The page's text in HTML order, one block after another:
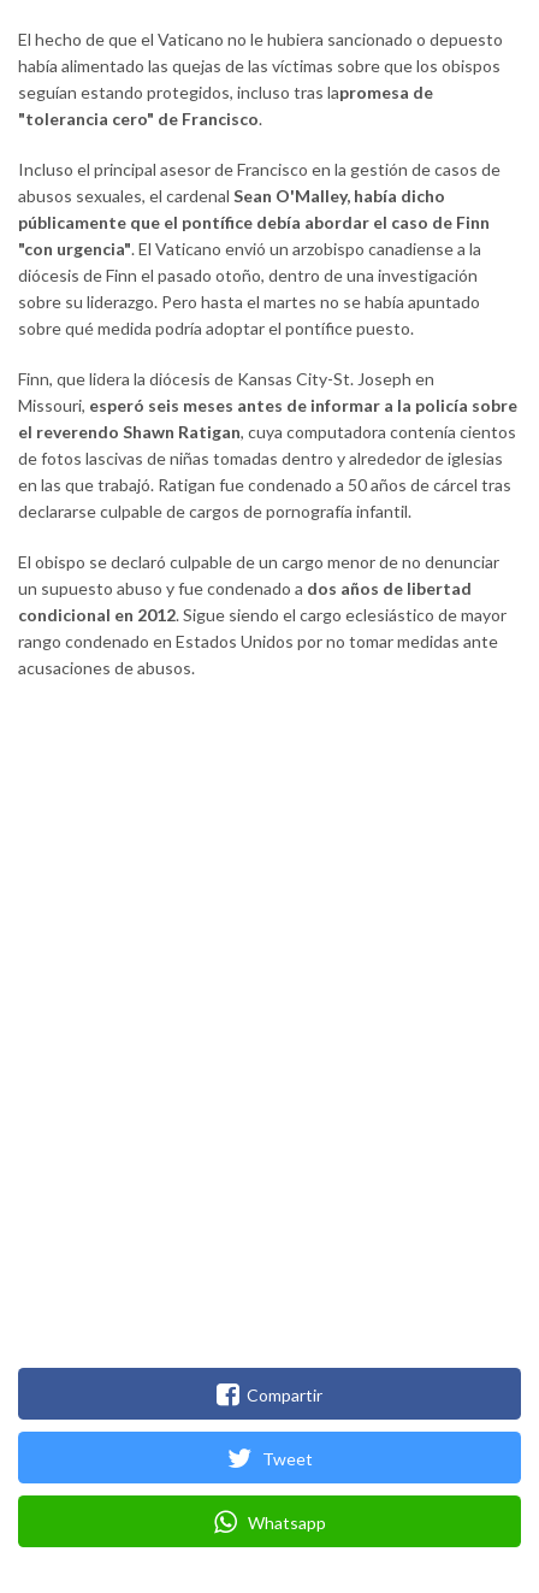
El hecho de que el Vaticano no le hubiera sancionado o depuesto
había alimentado las quejas de las víctimas sobre que los obispos
seguían estando protegidos, incluso tras lapromesa de
"tolerancia cero" de Francisco.
Incluso el principal asesor de Francisco en la gestión de casos de
abusos sexuales, el cardenal Sean O'Malley, había dicho
públicamente que el pontífice debía abordar el caso de Finn
"con urgencia". El Vaticano envió un arzobispo canadiense a la
diócesis de Finn el pasado otoño, dentro de una investigación
sobre su liderazgo. Pero hasta el martes no se había apuntado
sobre qué medida podría adoptar el pontífice puesto.
Finn, que lidera la diócesis de Kansas City-St. Joseph en
Missouri, esperó seis meses antes de informar a la policía sobre
el reverendo Shawn Ratigan, cuya computadora contenía cientos
de fotos lascivas de niñas tomadas dentro y alrededor de iglesias
en las que trabajó. Ratigan fue condenado a 50 años de cárcel tras
declararse culpable de cargos de pornografía infantil.
El obispo se declaró culpable de un cargo menor de no denunciar
un supuesto abuso y fue condenado a dos años de libertad
condicional en 2012. Sigue siendo el cargo eclesiástico de mayor
rango condenado en Estados Unidos por no tomar medidas ante
acusaciones de abusos.
Compartir
Tweet
Whatsapp